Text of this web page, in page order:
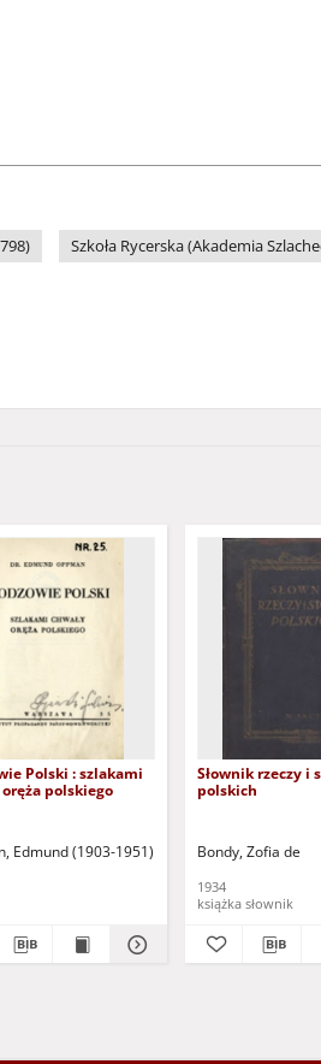
Szkoła Rycerska (Akademia
Szymczak, Małgorzata - red.
Polski : szlakami
oręża polskiego
Edmund (1903-1951)
Słownik rzeczy i
polskich
Bondy, Zofia de
1934
książka słownik